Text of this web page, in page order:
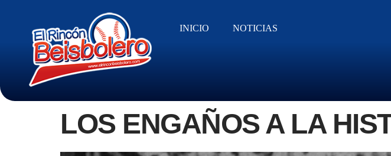
INICIO NOTICIAS
LOS ENGAÑOS A LA